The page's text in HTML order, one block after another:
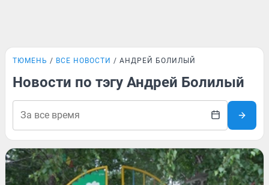
ТЮМЕНЬ ВСЕ НОВОСТИ АНДРЕЙ БОЛИЛЫЙ
Новости по тэгу Андрей Болилый